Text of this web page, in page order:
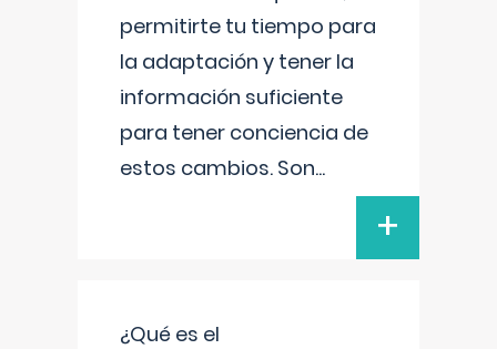
permitirte tu tiempo para
la adaptación y tener la
información suficiente
para tener conciencia de
estos cambios. Son...
+
¿Qué es el